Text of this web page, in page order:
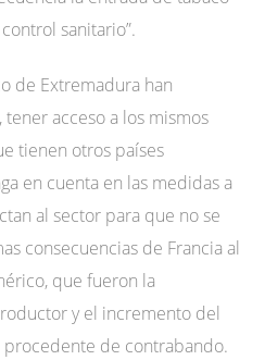
sanitario”.
de Extremadura han
acceso a los mismos
tienen otros países
en cuenta en las medidas a
al sector para que no se
consecuencias de Francia al
que fueron la
y el incremento del
de contrabando.